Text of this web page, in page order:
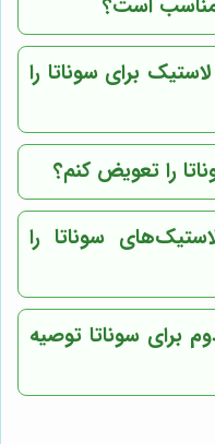
مناسب است؟
برای سوناتا را
را تعویض کنم؟
سوناتا را
برای سوناتا توصیه